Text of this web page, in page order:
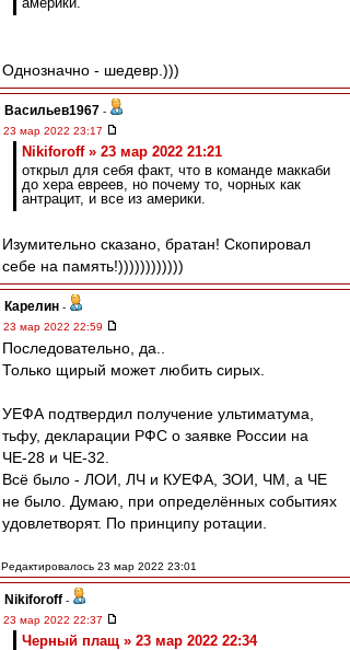
Однозначно - шедевр.)))
Васильев1967 -
23 мар 2022 23:17
Nikiforoff » 23 мар 2022 21:21
открыл для себя факт, что в команде маккаби
до хера евреев, но почему то, чорных как
антрацит, и все из америки.
Изумительно сказано, братан! Скопировал
себе на память!))))))))))))
Карелин -
23 мар 2022 22:59
Последовательно, да..
Только щирый может любить сирых.
УЕФА подтвердил получение ультиматума,
тьфу, декларации РФС о заявке России на
ЧЕ-28 и ЧЕ-32.
Всё было - ЛОИ, ЛЧ и КУЕФА, ЗОИ, ЧМ, а ЧЕ
не было. Думаю, при определённых событиях
удовлетворят. По принципу ротации.
Редактировалось 23 мар 2022 23:01
Nikiforoff -
23 мар 2022 22:37
Черный плащ » 23 мар 2022 22:34